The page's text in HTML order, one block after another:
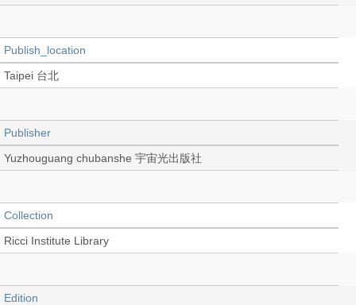
Publish_location
Taipei 台北
Publisher
Yuzhouguang chubanshe 宇宙光出版社
Collection
Ricci Institute Library
Edition